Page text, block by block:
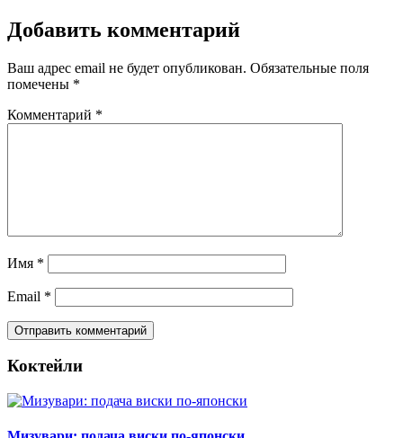
Добавить комментарий
Ваш адрес email не будет опубликован. Обязательные поля
помечены *
Комментарий *
Имя *
Email *
Коктейли